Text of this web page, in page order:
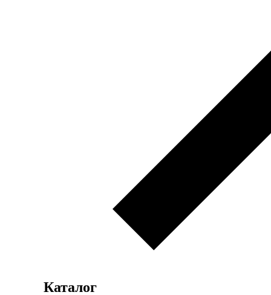
Каталог